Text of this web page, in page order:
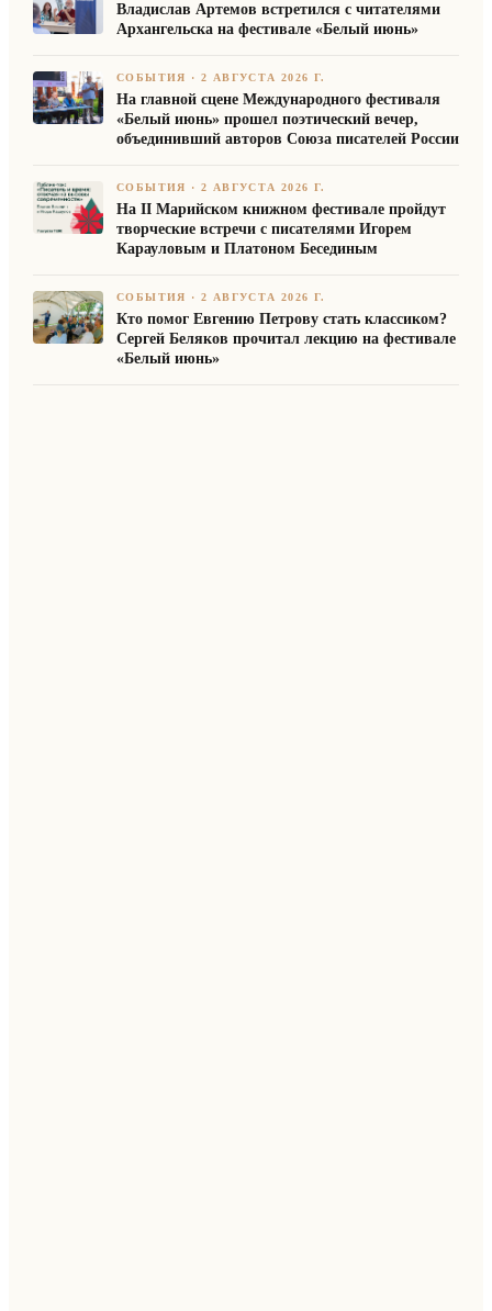
Владислав Артемов встретился с читателями
Архангельска на фестивале «Белый июнь»
СОБЫТИЯ ·2 АВГУСТА 2026 Г.
На главной сцене Международного фестиваля
«Белый июнь» прошел поэтический вечер,
объединивший авторов Союза писателей России
СОБЫТИЯ ·2 АВГУСТА 2026 Г.
На II Марийском книжном фестивале пройдут
творческие встречи с писателями Игорем
Карауловым и Платоном Бесединым
СОБЫТИЯ ·2 АВГУСТА 2026 Г.
Кто помог Евгению Петрову стать классиком?
Сергей Беляков прочитал лекцию на фестивале
«Белый июнь»